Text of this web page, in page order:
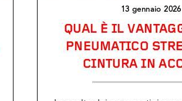
13 gennaio 2026
QUAL È IL
PNEUMATICO
CINTURA IN